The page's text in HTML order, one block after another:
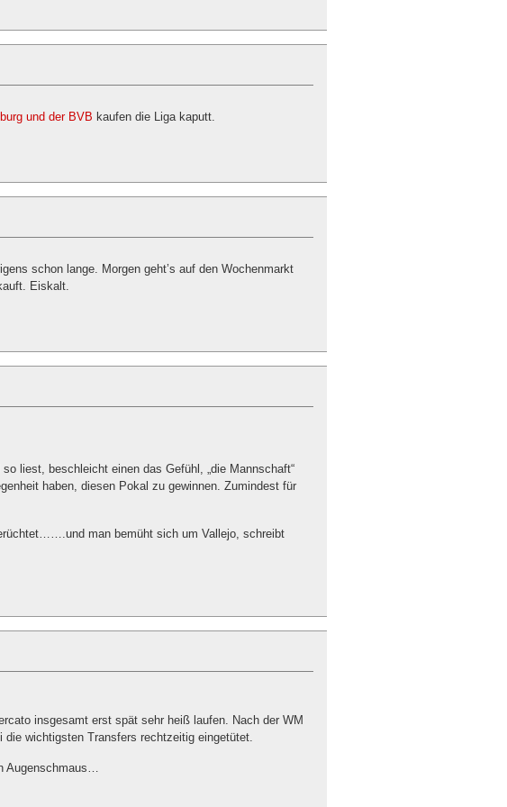
und der BVB kaufen die Liga kaputt.
schon lange. Morgen geht’s auf den Wochenmarkt
Eiskalt.
liest, beschleicht einen das Gefühl, „die Mannschaft“
haben, diesen Pokal zu gewinnen. Zumindest für
man bemüht sich um Vallejo, schreibt
insgesamt erst spät sehr heiß laufen. Nach der WM
wichtigsten Transfers rechtzeitig eingetütet.
Augenschmaus…